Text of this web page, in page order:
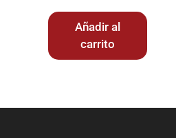
Añadir al
carrito